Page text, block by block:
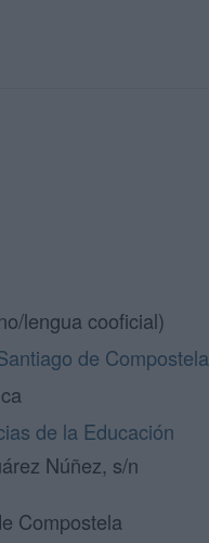
lengua cooficial)
de Compostela
de la Educación
Núñez, s/n
Compostela